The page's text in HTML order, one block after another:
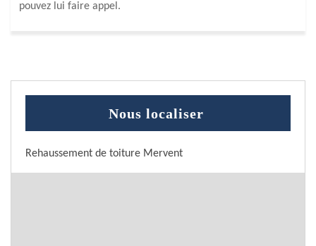
pouvez lui faire appel.
Nous localiser
Rehaussement de toiture Mervent